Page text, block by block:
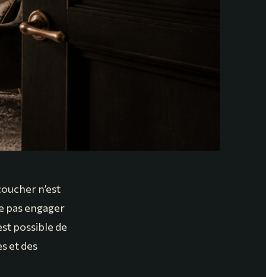
n’est
pas engager
possible de
et des